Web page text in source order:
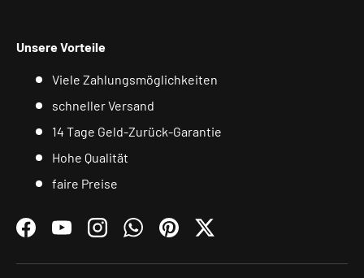
Unsere Vorteile
Viele Zahlungsmöglichkeiten
schneller Versand
14 Tage Geld-Zurück-Garantie
Hohe Qualität
faire Preise
FacebookYouTubeInstagramWhatsAppPinterestTwitter